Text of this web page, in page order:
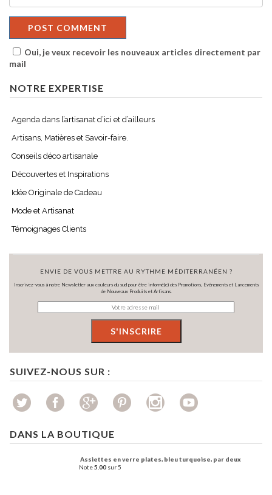
Oui, je veux recevoir les nouveaux articles directement par
mail
NOTRE EXPERTISE
Agenda dans l’artisanat d’ici et d’ailleurs
Artisans, Matières et Savoir-faire.
Conseils déco artisanale
Découvertes et Inspirations
Idée Originale de Cadeau
Mode et Artisanat
Témoignages Clients
ENVIE DE VOUS METTRE AU RYTHME MÉDITERRANÉEN ?
Inscrivez-vous à notre Newsletter aux couleurs du sud pour être informé(e) des Promotions, Evénements et Lancements
de Nouveaux Produits et Artisans.
SUIVEZ-NOUS SUR :
DANS LA BOUTIQUE
Assiettes en verre plates, bleu turquoise, par deux
Note5.00 sur 5